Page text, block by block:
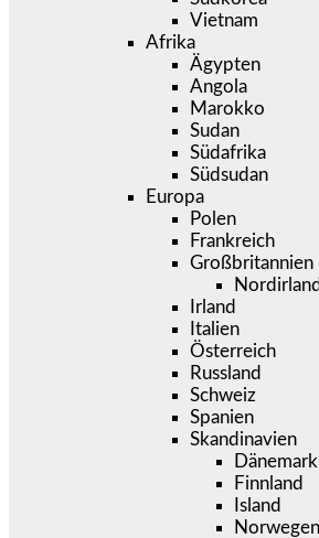
Vietnam
Afrika
Ägypten
Angola
Marokko
Sudan
Südafrika
Südsudan
Europa
Polen
Frankreich
Großbritannien
Nordirland
Irland
Italien
Österreich
Russland
Schweiz
Spanien
Skandinavien
Dänemark
Finnland
Island
Norwegen